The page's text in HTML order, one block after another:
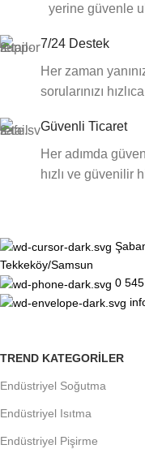
yerine güvenle
7/24 Destek
Her zaman
sorularınızı
Güvenli Ticaret
Her adımda
hızlı ve güvenilir
Tekkeköy/Samsun
0
TREND KATEGORILER
Endüstriyel Soğutma
Endüstriyel Isıtma
Endüstriyel Pişirme